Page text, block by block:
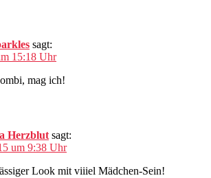
sagt:
15:18 Uhr
mag ich!
Herzblut sagt:
um 9:38 Uhr
Look mit viiiel Mädchen-Sein!